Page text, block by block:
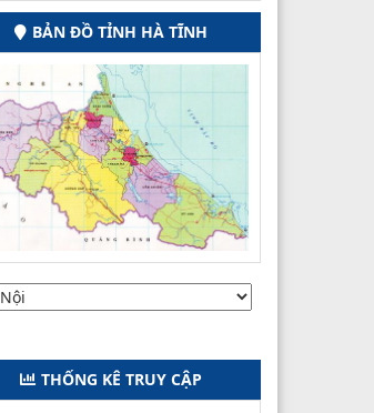
BẢN ĐỒ TỈNH HÀ TĨNH
THỐNG KÊ TRUY CẬP